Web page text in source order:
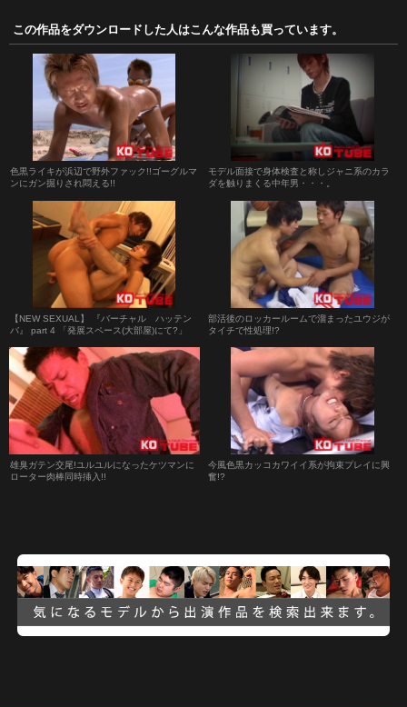
この作品をダウンロードした人はこんな作品も買っています。
色黒ライキが浜辺で野外ファック!!ゴーグルマ
ンにガン掘りされ悶える!!
モデル面接で身体検査と称しジャニ系のカラ
ダを触りまくる中年男・・・。
【NEW SEXUAL】 『バーチャル ハッテン
バ』 part 4 「発展スペース(大部屋)にて?」
部活後のロッカールームで溜まったユウジが
タイチで性処理!?
雄臭ガテン交尾!ユルユルになったケツマンに
ローター肉棒同時挿入!!
今風色黒カッコカワイイ系が拘束プレイに興
奮!?